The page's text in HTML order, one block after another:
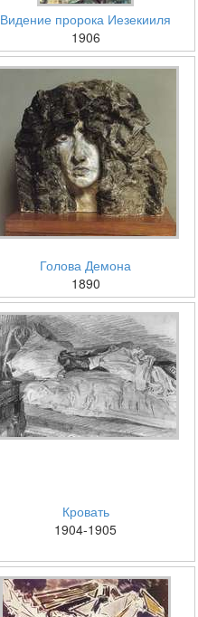
Видение пророка Иезекииля
1906
Голова Демона
1890
Кровать
1904-1905